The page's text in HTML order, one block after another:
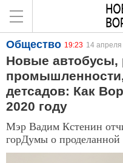
Общество 19:23 14
Новые автобусы,
детсадов: Как
2020 году
Мэр Вадим Кстенин
горДумы о проделанной